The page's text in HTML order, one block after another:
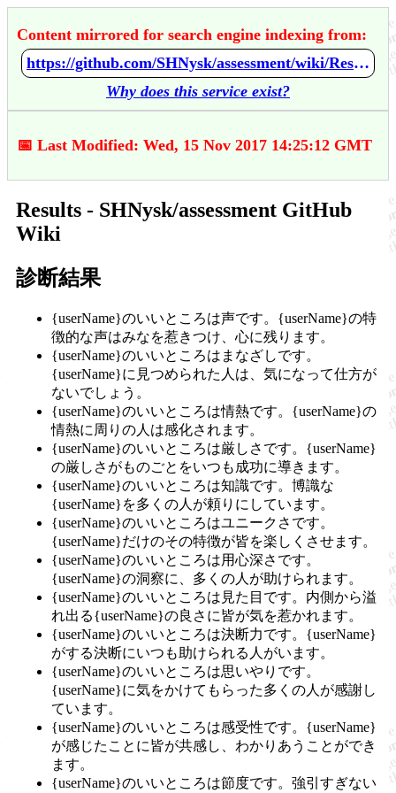
Content mirrored for search engine indexing from:
https://github.com/SHNysk/assessment/wiki/Results
Why does this service exist?
📅 Last Modified: Wed, 15 Nov 2017 14:25:12 GMT
Results - SHNysk/assessment GitHub
Wiki
診断結果
{userName}のいいところは声です。{userName}の特
徴的な声はみなを惹きつけ、心に残ります。
{userName}のいいところはまなざしです。
{userName}に見つめられた人は、気になって仕方が
ないでしょう。
{userName}のいいところは情熱です。{userName}の
情熱に周りの人は感化されます。
{userName}のいいところは厳しさです。{userName}
の厳しさがものごとをいつも成功に導きます。
{userName}のいいところは知識です。博識な
{userName}を多くの人が頼りにしています。
{userName}のいいところはユニークさです。
{userName}だけのその特徴が皆を楽しくさせます。
{userName}のいいところは用心深さです。
{userName}の洞察に、多くの人が助けられます。
{userName}のいいところは見た目です。内側から溢
れ出る{userName}の良さに皆が気を惹かれます。
{userName}のいいところは決断力です。{userName}
がする決断にいつも助けられる人がいます。
{userName}のいいところは思いやりです。
{userName}に気をかけてもらった多くの人が感謝し
ています。
{userName}のいいところは感受性です。{userName}
が感じたことに皆が共感し、わかりあうことができ
ます。
{userName}のいいところは節度です。強引すぎない